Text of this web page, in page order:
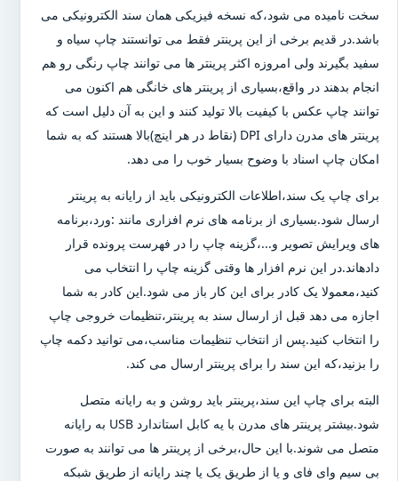
سخت نامیده می شود،که نسخه فیزیکی همان سند الکترونیکی می
باشد.در قدیم برخی از این پرینتر فقط می توانستند چاپ سیاه و
سفید بگیرند ولی امروزه اکثر پرینتر ها می توانند چاپ رنگی رو هم
انجام بدهند در واقع،بسیاری از پرینتر های خانگی هم اکنون می
توانند چاپ عکس با کیفیت بالا تولید کنند و این به آن دلیل است که
پرینتر های مدرن دارای DPI (نقاط در هر اینچ)بالا هستند که به شما
امکان چاپ اسناد با وضوح بسیار خوب را می دهد.
برای چاپ یک سند،اطلاعات الکترونیکی باید از رایانه به پرینتر
ارسال شود.بسیاری از برنامه های نرم افزاری مانند :ورد،برنامه
های ویرایش تصویر و...،گزینه چاپ را در فهرست پرونده قرار
دادهاند.در این نرم افزار ها وقتی گزینه چاپ را انتخاب می
کنید،معمولا یک کادر برای این کار باز می شود.این کادر به شما
اجازه می دهد قبل از ارسال سند به پرینتر،تنظیمات خروجی چاپ
را انتخاب کنید.پس از انتخاب تنظیمات مناسب،می توانید دکمه چاپ
را بزنید،که این سند را برای پرینتر ارسال می کند.
البته برای چاپ این سند،پرینتر باید روشن و به رایانه متصل
شود.بیشتر پرینتر های مدرن با یه کابل استاندارد USB به رایانه
متصل می شوند.با این حال،برخی از پرینتر ها می توانند به صورت
بی سیم وای فای و یا از طریق یک یا چند رایانه از طریق شبکه